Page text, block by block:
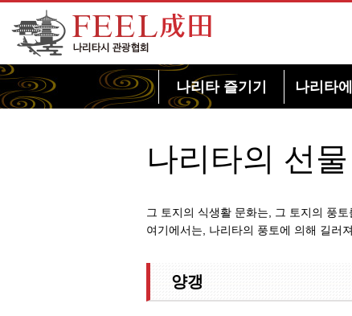
FEEL 나리타 나리타시 관광협회
나리타 즐기기 나리타
나리타의 선물
그 토지의 식생활 문화는, 그 토지의 풍토
여기에서는, 나리타의 풍토에 의해 길러
양갱